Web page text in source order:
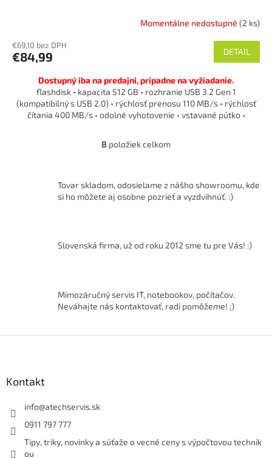
Momentálne nedostupné (2 ks)
€69,10 bez DPH
€84,99 DETAIL
Dostupný iba na predajni, pripadne na vyžiadanie.
flashdisk • kapacita 512 GB • rozhranie USB 3.2 Gen 1
(kompatibilný s USB 2.0) • rýchlosť prenosu 110 MB/s • rýchlosť
čítania 400 MB/s • odolné vyhotovenie • vstavané pútko •
O
á
d
e
p
y
v
p
8 položiek celkom
Tovar skladom, odosielame z nášho showroomu, kde
si ho môžete aj osobne pozrieť a vyzdvihnúť. :)
Slovenská firma, už od roku 2012 sme tu pre Vás! :)
Mimozáručný servis IT, notebookov, počítačov.
Neváhajte nás kontaktovať, radi pomôžeme! ;)
Kontakt
info@atechservis.sk
0911 797 777
Tipy, triky, novinky a súťaže o vecné ceny s výpočtovou technik
ou